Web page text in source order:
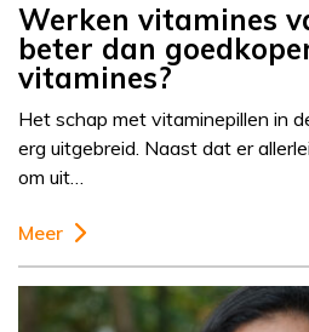
Werken vitamines
beter dan
vitamines?
Het schap met vitaminepillen in
erg uitgebreid. Naast dat er
om uit…
Meer